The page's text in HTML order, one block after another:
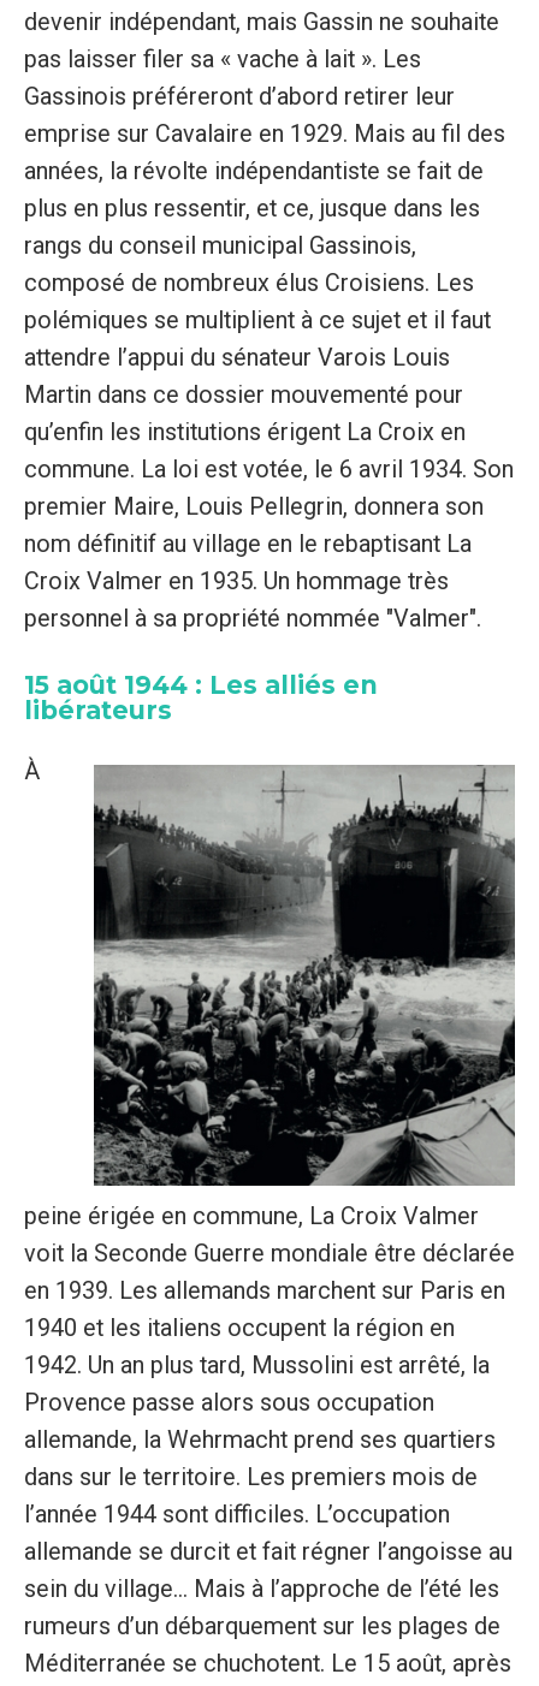
devenir indépendant, mais Gassin ne souhaite
pas laisser filer sa « vache à lait ». Les
Gassinois préféreront d’abord retirer leur
emprise sur Cavalaire en 1929. Mais au fil des
années, la révolte indépendantiste se fait de
plus en plus ressentir, et ce, jusque dans les
rangs du conseil municipal Gassinois,
composé de nombreux élus Croisiens. Les
polémiques se multiplient à ce sujet et il faut
attendre l’appui du sénateur Varois Louis
Martin dans ce dossier mouvementé pour
qu’enfin les institutions érigent La Croix en
commune. La loi est votée, le 6 avril 1934. Son
premier Maire, Louis Pellegrin, donnera son
nom définitif au village en le rebaptisant La
Croix Valmer en 1935. Un hommage très
personnel à sa propriété nommée "Valmer".
15 août 1944 : Les alliés en
libérateurs
À
peine érigée en commune, La Croix Valmer
voit la Seconde Guerre mondiale être déclarée
en 1939. Les allemands marchent sur Paris en
1940 et les italiens occupent la région en
1942. Un an plus tard, Mussolini est arrêté, la
Provence passe alors sous occupation
allemande, la Wehrmacht prend ses quartiers
dans sur le territoire. Les premiers mois de
l’année 1944 sont difficiles. L’occupation
allemande se durcit et fait régner l’angoisse au
sein du village... Mais à l’approche de l’été les
rumeurs d’un débarquement sur les plages de
Méditerranée se chuchotent. Le 15 août, après